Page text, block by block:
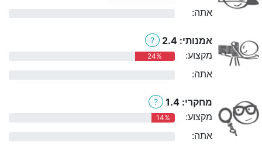
אתה:
אמנותי: 2.4 ?
מקצוע: 24%
אתה:
מחקרי: 1.4 ?
מקצוע: 14%
אתה: